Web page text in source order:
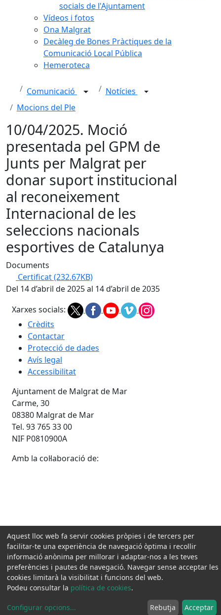
socials de l'Ajuntament
Vídeos i fotos
Ona Malgrat
Decàleg de Bones Pràctiques de la
Comunicació Local Pública
Hemeroteca
Comunicació
Notícies
Mocions del Ple
10/04/2025. Moció
presentada pel GPM de
Junts per Malgrat per
donar suport institucional
al reconeixement
Internacional de les
seleccions nacionals
esportives de Catalunya
Documents
Certificat(232.67KB)
Del 14 d’abril de 2025 al 14 d’abril de 2035
Xarxes socials:
Crèdits
Contactar
Protecció de dades
Avís legal
Accessibilitat
Ajuntament de Malgrat de Mar
Carme, 30
08380 Malgrat de Mar
Tel. 93 765 33 00
NIF P0810900A
Amb la col·laboració de:
Aquest lloc web fa servir cookies pròpies i de tercers per
facilitar-te una experiència de navegació òptima i recollir
informació anònima per millorar i adaptar-nos a les teves
preferències i pautes de navegació. Navegar sense acceptar les
cookies limitarà la visibilitat i funcions del web.
Podeu consultar la política de cookies.
Configurar opcions... Rebutja Acceptar